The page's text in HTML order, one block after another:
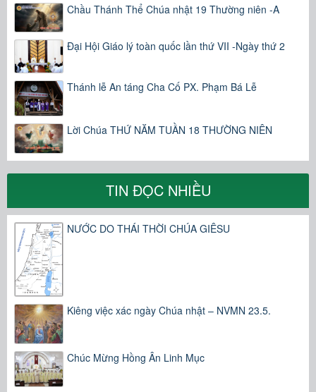
Chầu Thánh Thể Chúa nhật 19 Thường niên -A
Đại Hội Giáo lý toàn quốc lần thứ VII -Ngày thứ 2
Thánh lễ An táng Cha Cố PX. Phạm Bá Lễ
Lời Chúa THỨ NĂM TUẦN 18 THƯỜNG NIÊN
TIN ĐỌC NHIỀU
NƯỚC DO THÁI THỜI CHÚA GIÊSU
Kiêng việc xác ngày Chúa nhật – NVMN 23.5.
Chúc Mừng Hồng Ân Linh Mục